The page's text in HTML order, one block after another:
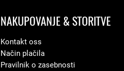
NAKUPOVANJE & STORITVE
Kontakt oss
Način plačila
Pravilnik o zasebnosti